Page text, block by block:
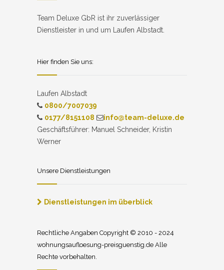
Team Deluxe GbR ist ihr zuverlässiger
Dienstleister in und um Laufen Albstadt.
Hier finden Sie uns:
Laufen Albstadt
0800/7007039
0177/8151108
info@team-deluxe.de
Geschäftsführer: Manuel Schneider, Kristin
Werner
Unsere Dienstleistungen
Dienstleistungen im überblick
Rechtliche Angaben Copyright © 2010 - 2024
wohnungsaufloesung-preisguenstig.de Alle
Rechte vorbehalten.